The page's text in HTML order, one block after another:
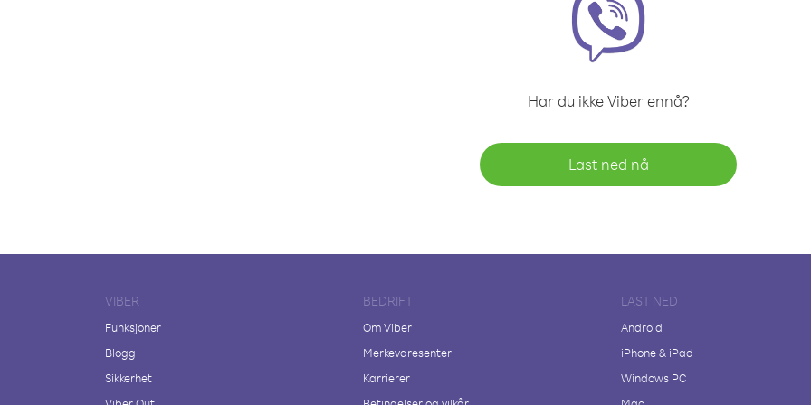
Har du ikke Viber ennå?
Last ned nå
VIBER
Funksjoner
Blogg
Sikkerhet
BEDRIFT
Om Viber
Merkevaresenter
Karrierer
LAST NED
Android
iPhone & iPad
Windows PC